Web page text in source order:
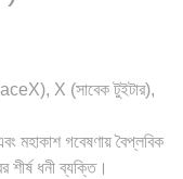
X (সাবেক টুইটার),
মহাকাশ গবেষণায় বৈপ্লবিক
শীর্ষ ধনী ব্যক্তি।